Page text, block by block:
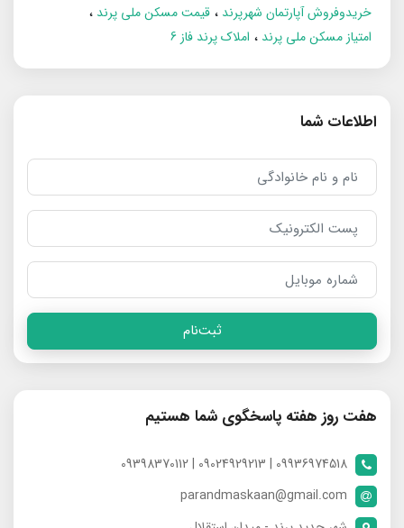
خریدوفروش آپارتمان شهرپرند
قیمت مسکن ملی پرند
امتیاز مسکن ملی پرند
املاک پرند فاز 6
اطلاعات شما
ثبت‌نام
هفت روز هفته پاسخگوی شما هستیم
09936974518 | 09024929213 | 09398370112
parandmaskaan@gmail.com